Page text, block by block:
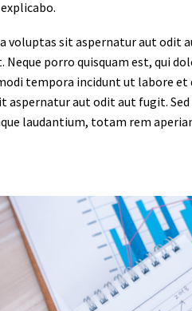
voluptas sit aspernatur aut odit
porro quisquam est, qui
tempora incidunt ut labore
aspernatur aut odit aut fugit.
laudantium, totam rem